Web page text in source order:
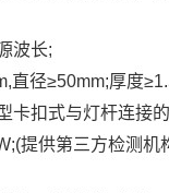
波长;
直径≥50mm;厚度
卡扣式与灯杆连接
提供第三方检测